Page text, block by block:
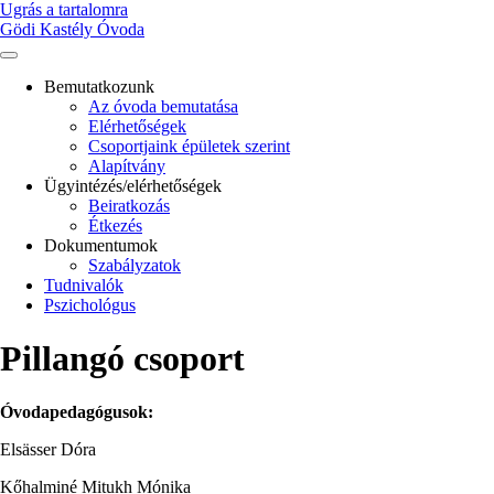
Ugrás a tartalomra
Gödi Kastély Óvoda
Bemutatkozunk
Az óvoda bemutatása
Elérhetőségek
Csoportjaink épületek szerint
Alapítvány
Ügyintézés/elérhetőségek
Beiratkozás
Étkezés
Dokumentumok
Szabályzatok
Tudnivalók
Pszichológus
Pillangó csoport
Óvodapedagógusok:
Elsässer Dóra
Kőhalminé Mitukh Mónika